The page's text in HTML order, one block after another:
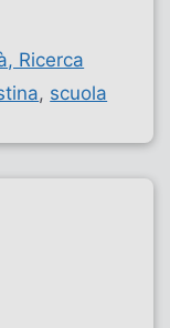
Ricerca
, scuola